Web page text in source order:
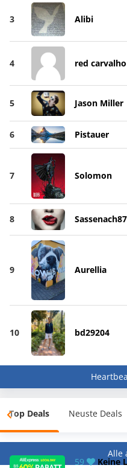
3 Alibi
4 red carvalho
5 Jason Miller
6 Pistauer
7 Solomon
8
9 Aurellia
10 bd29204
Top Deals Neuste Deals
Alle
59
Keine